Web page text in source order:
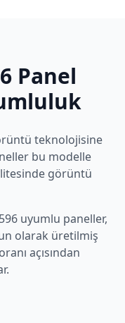
Panel
teknolojisine
bu modelle
görüntü
uyumlu paneller,
olarak üretilmiş
açısından